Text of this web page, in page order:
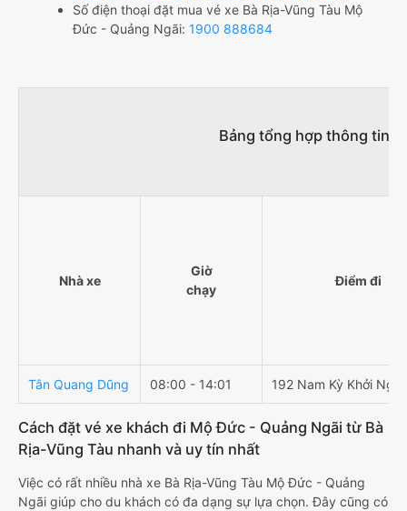
Số điện thoại đặt mua vé xe Bà Rịa-Vũng Tàu Mộ
Đức - Quảng Ngãi: 1900 888684
Bảng tổng hợp thông tin
Nhà xe
Giờ
chạy
Điểm đi
Tân Quang Dũng 08:00 - 14:01 192 Nam Kỳ Khởi
Cách đặt vé xe khách đi Mộ Đức - Quảng Ngãi từ Bà
Rịa-Vũng Tàu nhanh và uy tín nhất
Việc có rất nhiều nhà xe Bà Rịa-Vũng Tàu Mộ Đức - Quảng
Ngãi giúp cho du khách có đa dạng sự lựa chọn. Đây cũng có